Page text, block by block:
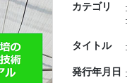
カテゴリ
タイトル
発行年月日